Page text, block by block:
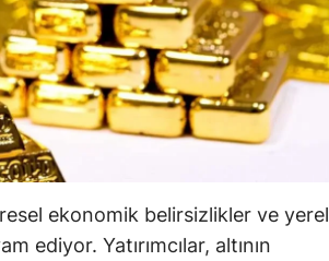
ekonomik belirsizlikler ve yerel
ediyor. Yatırımcılar, altının